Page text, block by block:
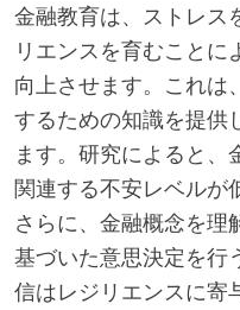
金融教育は、ストレス
リエンスを育むことに
向上させます。これは
するための知識を提供
ます。研究によると、
関連する不安レベルが
さらに、金融概念を理
基づいた意思決定を行
信はレジリエンスに寄